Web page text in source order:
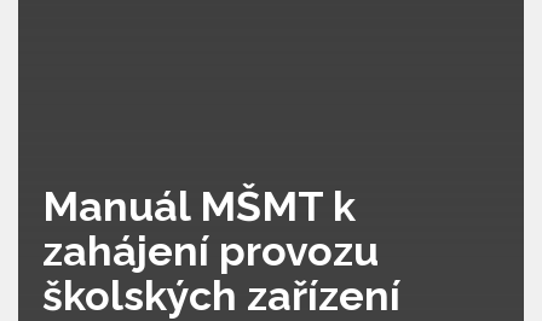
Manuál MŠMT k
zahájení provozu
školských zařízení